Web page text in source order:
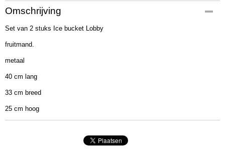
Productcode
1021756
EAN code
40 x 30 x 25 cm
Omschrijving
Set van 2 stuks Ice bucket Lobby
fruitmand.
metaal
40 cm lang
33 cm breed
25 cm hoog